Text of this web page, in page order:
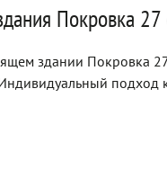
Покровка 27
здании Покровка
подход